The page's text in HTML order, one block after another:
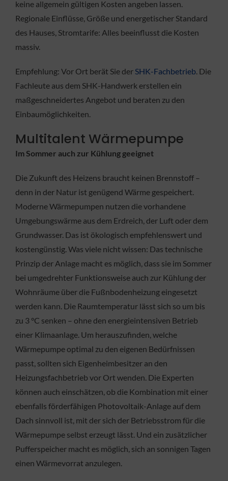
keine allgemein gültigen Kosten angeben lassen.
Regionale Einflüsse, Größe und energetischer Standard
des Hauses, Stromtarife: Alles beeinflusst die Kosten
massiv.
Empfehlung: Vor Ort berät Sie derSHK-Fachbetrieb. Die
Fachleute aus dem SHK-Handwerk erstellen ein
maßgeschneidertes Angebot und beraten zu den
Einbaumöglichkeiten.
Multitalent Wärmepumpe
Im Sommer auch zur Kühlung geeignet
Die Zukunft des Heizens braucht keinen Brennstoff –
denn in der Natur ist genügend Wärme gespeichert.
Moderne Wärmepumpen nutzen die vorhandene
Umgebungswärme aus dem Erdreich, der Luft oder dem
Grundwasser. Das ist ökologisch empfehlenswert und
kostengünstig. Was viele nicht wissen: Das technische
Prinzip der Anlage macht es möglich, dass sie im Sommer
bei umgedrehter Funktionsweise auch zur Kühlung der
Wohnräume über die Fußnbodenheizung eingesetzt
werden kann. Die Raumtemperatur lässt sich so um bis
zu 3 °C senken – ohne den energieintensiven Betrieb
einer Klimaanlage. Um herauszufinden, welche
Wärmepumpe optimal zu den eigenen Bedürfnissen
passt, sollten sich Eigenheimbesitzer an den
Heizungsfachbetrieb vor Ort wenden. Die Experten
können auch einschätzen, ob die Kombination mit einer
ebenfalls förderfähigen Photovoltaik-Anlage auf dem
Dach sinnvoll ist, mit der sich der Betriebsstrom für die
Wärmepumpe selbst erzeugt lässt. Und ein zusätzlicher
Pufferspeicher macht es möglich, sich an sonnigen Tagen
einen Wärmevorrat anzulegen.